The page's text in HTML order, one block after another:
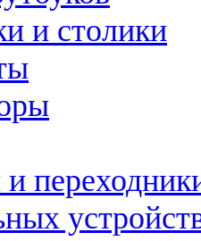
и столики